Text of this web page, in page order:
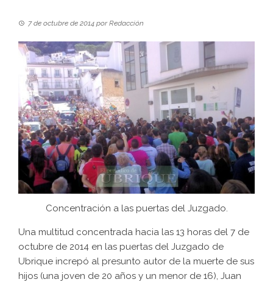
7 de octubre de 2014 porRedacción
Concentración a las puertas del Juzgado.
Una multitud concentrada hacia las 13 horas del 7 de
octubre de 2014 en las puertas del Juzgado de
Ubrique increpó al presunto autor de la muerte de sus
hijos (una joven de 20 años y un menor de 16), Juan